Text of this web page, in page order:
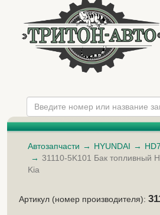
Автозапчасти HYUNDAI
31110-5K101 Бак топливный
Kia
Артикул (номер производителя):